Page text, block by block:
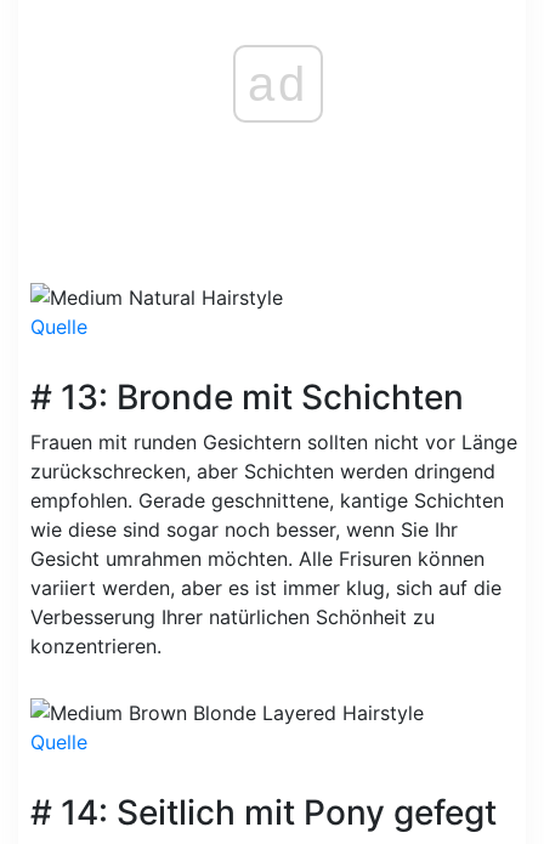
ad
Quelle
# 13: Bronde mit Schichten
Frauen mit runden Gesichtern sollten nicht vor Länge
zurückschrecken, aber Schichten werden dringend
empfohlen. Gerade geschnittene, kantige Schichten
wie diese sind sogar noch besser, wenn Sie Ihr
Gesicht umrahmen möchten. Alle Frisuren können
variiert werden, aber es ist immer klug, sich auf die
Verbesserung Ihrer natürlichen Schönheit zu
konzentrieren.
Quelle
# 14: Seitlich mit Pony gefegt